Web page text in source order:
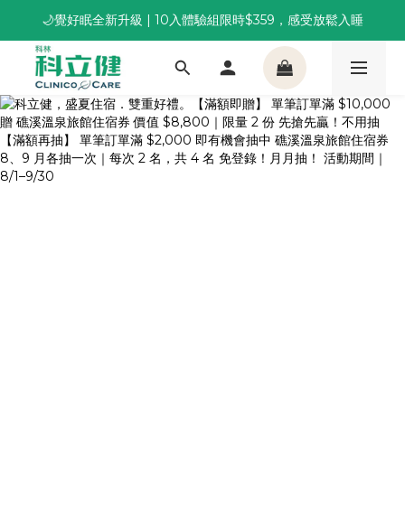
董事長推薦保養組合｜體驗價 $1,800 起，最高享 6 折
🌙覺好眠全新升級 | 10入體驗組限時$359，感受放鬆入睡
董事長推薦保養組合｜體驗價 $1,800 起，最高享 6 折